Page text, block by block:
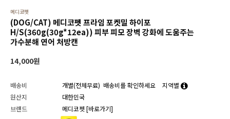
메디코펫
(DOG/CAT) 메디코펫 프라임 포켓밀 하이포
H/S(360g(30g*12ea)) 피부 피모 장벽 강화에 도움주는
가수분해 연어 처방캔
14,000원
배송비 개별(전체무료) 배송비를 확인하세요
지역별
원산지
대한민국
브랜드
메디코펫 [바로가기]